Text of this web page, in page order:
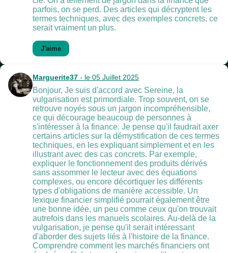
parfois, on se perd. Des articles qui décryptent les
termes techniques, avec des exemples concrets, ce
serait vraiment un plus.
J'aime
Marguerite37 - le 05 Juillet 2025
Bonjour, Je suis d'accord avec Sereine, la
vulgarisation est primordiale. Trop souvent, on se
retrouve noyés sous un jargon incompréhensible,
ce qui décourage beaucoup de personnes à
s'intéresser à la finance. Je pense qu'il faudrait axer
certains articles sur la démystification de ces termes
techniques, en les expliquant simplement et en les
illustrant avec des cas concrets. Par exemple,
expliquer le fonctionnement des produits dérivés
sans assommer le lecteur avec des équations
complexes, ou encore décortiquer les différents
types d'obligations de manière accessible. Un
lexique financier simplifié pourrait également être
une bonne idée, un peu comme ceux qu'on trouvait
autrefois dans les manuels scolaires. Au-delà de la
vulgarisation, je pense qu'il serait intéressant
d'aborder des sujets liés à l'histoire de la finance.
Comprendre comment les marchés financiers ont